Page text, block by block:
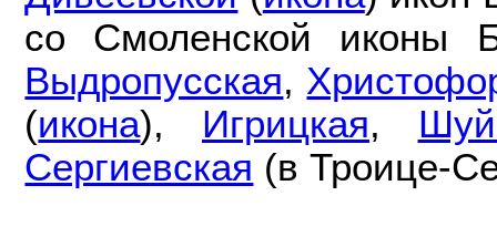
со Смоленской иконы
Выдропусская,
(икона), Игрицкая,
Сергиевская (в Троице-